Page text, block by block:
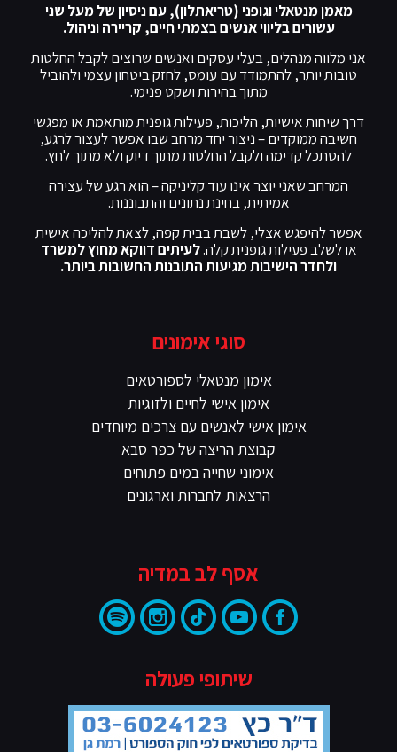
מאמן מנטאלי וגופני (טריאתלון), עם ניסיון של מעל שני
עשורים בליווי אנשים בצמתי חיים, קריירה וניהול.
אני מלווה מנהלים, בעלי עסקים ואנשים שרוצים לקבל החלטות
טובות יותר, להתמודד עם עומס, לחזק ביטחון עצמי ולהוביל
מתוך בהירות ושקט פנימי.
דרך שיחות אישיות, הליכות, פעילות גופנית מותאמת או מפגשי
חשיבה ממוקדים – ניצור יחד מרחב שבו אפשר לעצור לרגע,
להסתכל קדימה ולקבל החלטות מתוך דיוק ולא מתוך לחץ.
המרחב שאני יוצר אינו עוד קליניקה – הוא רגע של עצירה
אמיתית, בחינת נתונים והתבוננות.
אפשר להיפגש אצלי, לשבת בבית קפה, לצאת להליכה אישית
או לשלב פעילות גופנית קלה.לעיתים דווקא מחוץ למשרד
ולחדר הישיבות מגיעות התובנות החשובות ביותר.
סוגי אימונים
אימון מנטאלי לספורטאים
אימון אישי לחיים ולזוגיות
אימון אישי לאנשים עם צרכים מיוחדים
קבוצת הריצה של כפר סבא
אימוני שחייה במים פתוחים
הרצאות לחברות וארגונים
אסף לב במדיה
שיתופי פעולה